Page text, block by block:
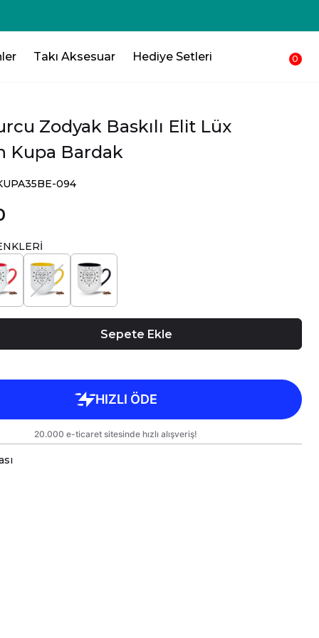
Takı Aksesuar Hediye Setleri 0
Zodyak Baskılı Elit Lüx
Kupa Bardak
094
Sepete Ekle